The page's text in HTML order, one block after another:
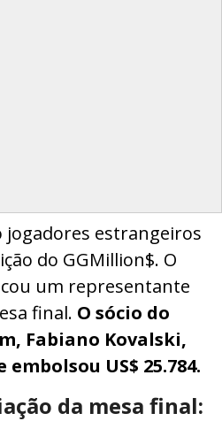
estrangeiros
do GGMillion$. O
um representante
final. O sócio do
Fabiano Kovalski,
US$ 25.784.
da mesa final: